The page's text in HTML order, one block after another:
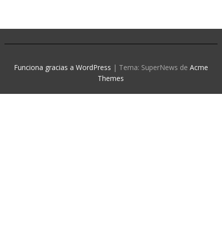
Funciona gracias a WordPress | Tema: SuperNews de Acme
Themes